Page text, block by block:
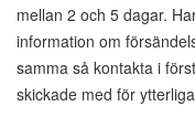
mellan 2 och 5 dagar.
information om
samma så kontakta i
skickade med för